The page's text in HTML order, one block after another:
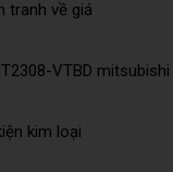
tranh về giá
VTBD mitsubishi
kim loại